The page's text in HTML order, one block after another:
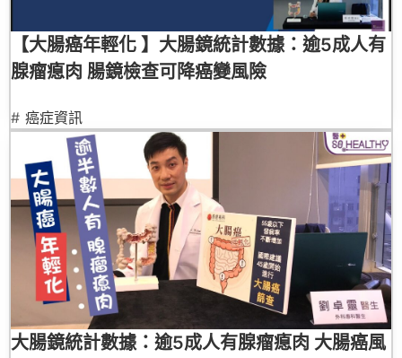
【大腸癌年輕化 】大腸鏡統計數據：逾5成人有
腺瘤瘜肉 腸鏡檢查可降癌變風險
# 癌症資訊
大腸鏡統計數據：逾5成人有腺瘤瘜肉 大腸癌風